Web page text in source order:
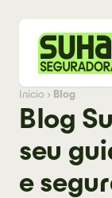
Início › Blog
Blog
seu
e